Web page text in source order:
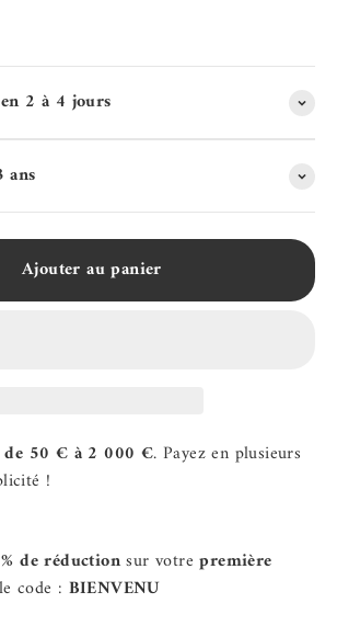
2 à 4 jours
ans
Ajouter au panier
50 € à 2 000 €. Payez en plusieurs
!
de réductionsur votrepremière
code : BIENVENU